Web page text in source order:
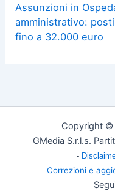
Assunzioni in
amministrativo:
fino a 32.000 euro
Copyright ©
GMedia S.r.l.s.
-
Correzioni e